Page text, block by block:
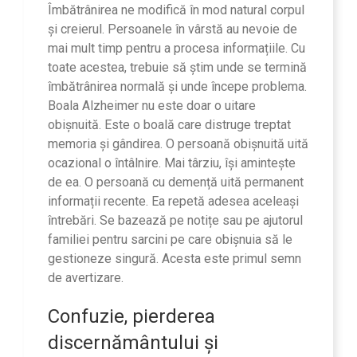
Îmbătrânirea ne modifică în mod natural corpul
și creierul. Persoanele în vârstă au nevoie de
mai mult timp pentru a procesa informațiile. Cu
toate acestea, trebuie să știm unde se termină
îmbătrânirea normală și unde începe problema.
Boala Alzheimer nu este doar o uitare
obișnuită. Este o boală care distruge treptat
memoria și gândirea. O persoană obișnuită uită
ocazional o întâlnire. Mai târziu, își amintește
de ea. O persoană cu demență uită permanent
informații recente. Ea repetă adesea aceleași
întrebări. Se bazează pe notițe sau pe ajutorul
familiei pentru sarcini pe care obișnuia să le
gestioneze singură. Acesta este primul semn
de avertizare.
Confuzie, pierderea
discernământului și